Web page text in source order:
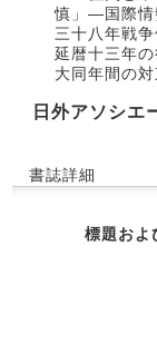
慎」―国際情
三十八年戦
延暦十三年
大同年間の対
日外アソシ
書誌詳細
標題およ